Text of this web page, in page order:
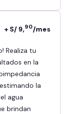
+ S/ 9,90/mes
en la
la
agua
brindan